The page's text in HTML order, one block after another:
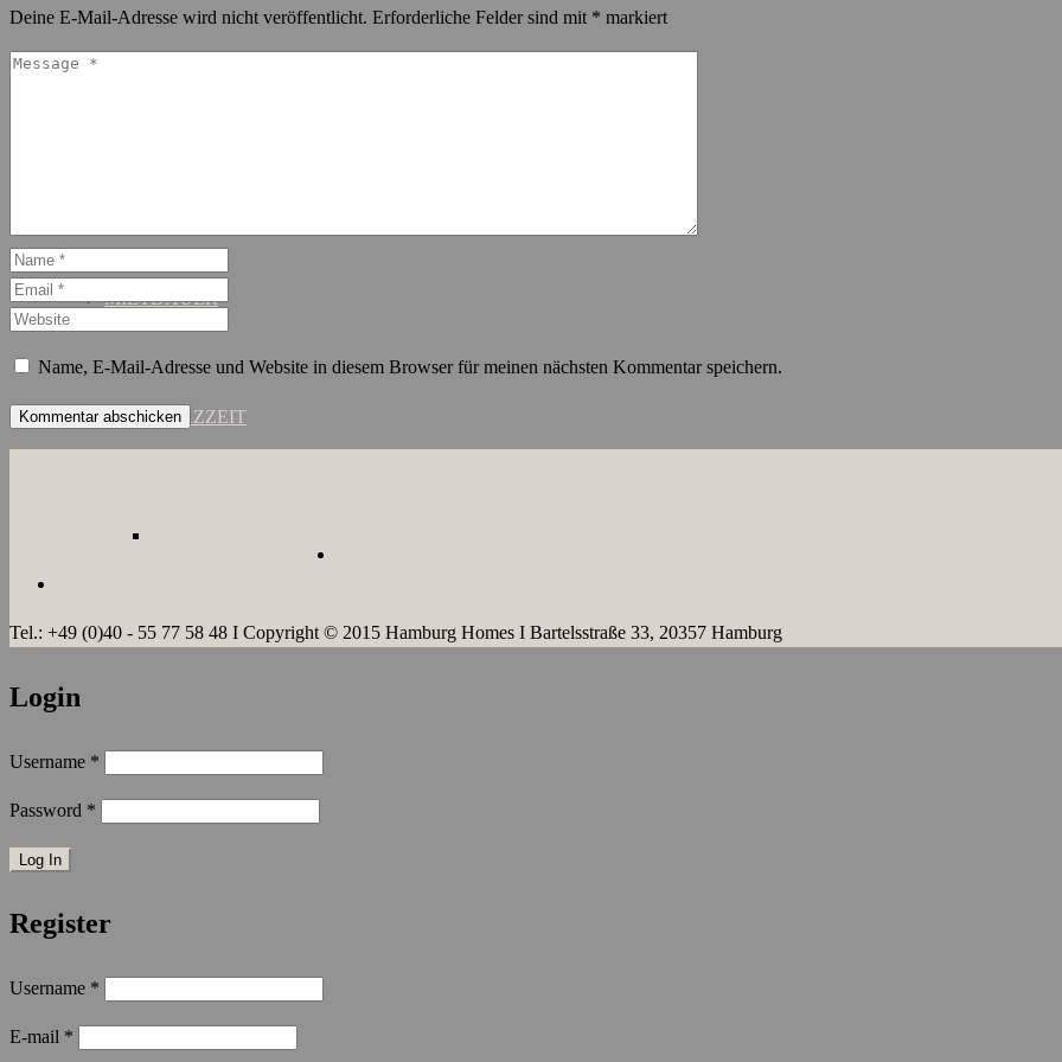
MIETDAUER
KURZZEIT
Deine E-Mail-Adresse wird nicht veröffentlicht. Erforderliche Felder sind mit * markiert
Name, E-Mail-Adresse und Website in diesem Browser für meinen nächsten Kommentar speichern.
Tel.: +49 (0)40 - 55 77 58 48 I Copyright © 2015 Hamburg Homes I Bartelsstraße 33, 20357 Hamburg
Login
Username *
Password *
Register
Username *
E-mail *